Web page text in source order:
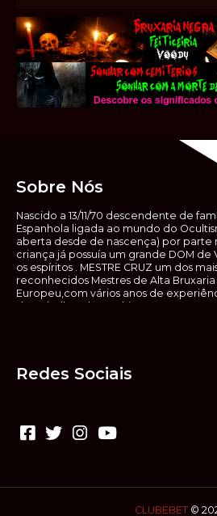
Sobre Nós
Nascido a 13/11/70 descendente de
Espanhola ligada ao mundo do
aberta desde de nascença) por parte
criança já possuía um grande DOM
os espíritos . MESTRE CRUZ um dos
reconhecidos Mestres de Alta Bruxaria
Europeu,com vários anos de
de trabalhos de Ocultismo. Escreveu
não o faça sem precauções e sem
poderão causar danos. Consultai por
(médium) conhecedor, quando se
Redes Sociais
CLUBEBET ©